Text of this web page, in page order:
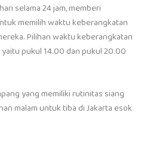
selama 24 jam, memberi
memilih waktu keberangkatan
Pilihan waktu keberangkatan
pukul 14.00 dan pukul 20.00
yang memiliki rutinitas siang
malam untuk tiba di Jakarta esok